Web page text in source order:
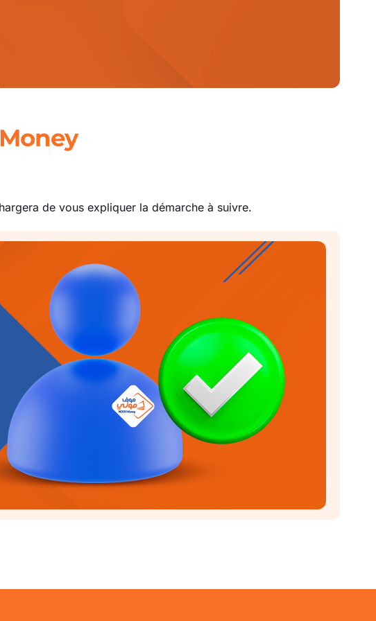
Money
de vous expliquer la démarche à suivre.